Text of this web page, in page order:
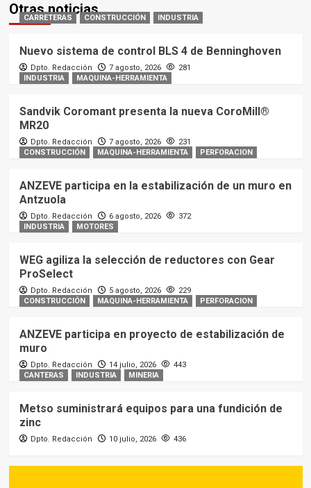
Otras noticias
CARRETERAS CONSTRUCCIÓN INDUSTRIA
Nuevo sistema de control BLS 4 de Benninghoven
Dpto. Redacción 7 agosto, 2026
281
INDUSTRIA
MAQUINA-HERRAMIENTA
Sandvik Coromant presenta la nueva CoroMill®
MR20
Dpto. Redacción 7 agosto, 2026
231
CONSTRUCCIÓN
MAQUINA-HERRAMIENTA PERFORACION
ANZEVE participa en la estabilización de un muro en
Antzuola
Dpto. Redacción 6 agosto, 2026
372
INDUSTRIA
MOTORES
WEG agiliza la selección de reductores con Gear
ProSelect
Dpto. Redacción 5 agosto, 2026
229
CONSTRUCCIÓN
MAQUINA-HERRAMIENTA PERFORACION
ANZEVE participa en proyecto de estabilización de
muro
Dpto. Redacción 14 julio, 2026
443
CANTERAS
INDUSTRIA MINERIA
Metso suministrará equipos para una fundición de
zinc
Dpto. Redacción 10 julio, 2026 436